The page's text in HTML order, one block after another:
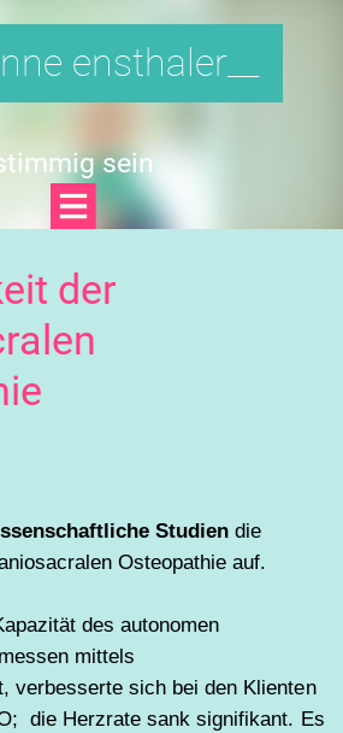
ensthaler__
sein
der
Studiendie
Osteopathie auf.
des autonomen
mittels
verbesserte sich bei den Klienten
die Herzrate sank signifikant. Es